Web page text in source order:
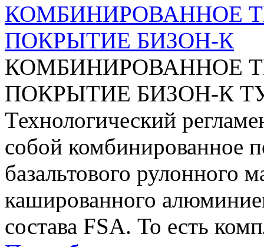
КОМБИНИРОВАННОЕ
ПОКРЫТИЕ БИЗОН-К
КОМБИНИРОВАННОЕ
ПОКРЫТИЕ БИЗОН-К ТУ
Технологический
собой комбинированное
базальтового рулонного
кашированного
состава FSA. То есть